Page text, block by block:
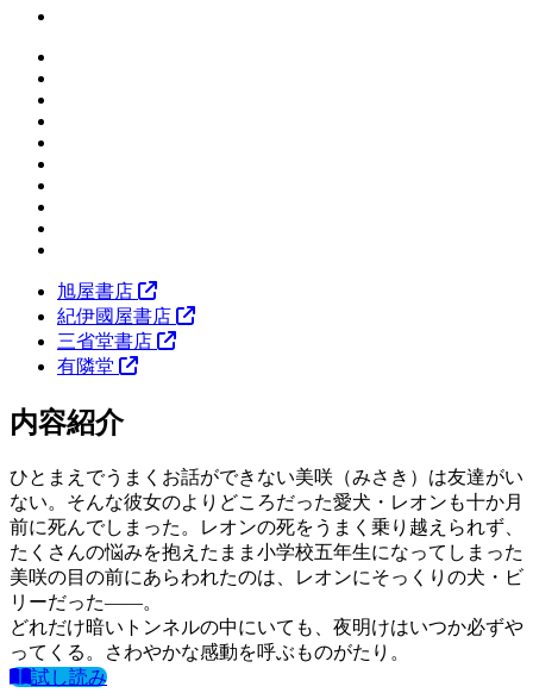
旭屋書店
紀伊國屋書店
三省堂書店
有隣堂
内容紹介
ひとまえでうまくお話ができない美咲（みさき）は友達がい
ない。そんな彼女のよりどころだった愛犬・レオンも十か月
前に死んでしまった。レオンの死をうまく乗り越えられず、
たくさんの悩みを抱えたまま小学校五年生になってしまった
美咲の目の前にあらわれたのは、レオンにそっくりの犬・ビ
リーだった――。
どれだけ暗いトンネルの中にいても、夜明けはいつか必ずや
ってくる。さわやかな感動を呼ぶものがたり。
試し読み